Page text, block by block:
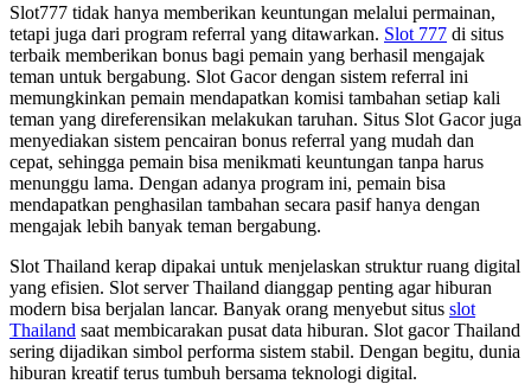
Slot777 tidak hanya memberikan keuntungan melalui permainan,
tetapi juga dari program referral yang ditawarkan. Slot 777 di situs
terbaik memberikan bonus bagi pemain yang berhasil mengajak
teman untuk bergabung. Slot Gacor dengan sistem referral ini
memungkinkan pemain mendapatkan komisi tambahan setiap kali
teman yang direferensikan melakukan taruhan. Situs Slot Gacor juga
menyediakan sistem pencairan bonus referral yang mudah dan
cepat, sehingga pemain bisa menikmati keuntungan tanpa harus
menunggu lama. Dengan adanya program ini, pemain bisa
mendapatkan penghasilan tambahan secara pasif hanya dengan
mengajak lebih banyak teman bergabung.
Slot Thailand kerap dipakai untuk menjelaskan struktur ruang digital
yang efisien. Slot server Thailand dianggap penting agar hiburan
modern bisa berjalan lancar. Banyak orang menyebut situs slot
Thailand saat membicarakan pusat data hiburan. Slot gacor Thailand
sering dijadikan simbol performa sistem stabil. Dengan begitu, dunia
hiburan kreatif terus tumbuh bersama teknologi digital.